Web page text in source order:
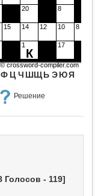
Решение
20 8
15 14 12 10 8
1
К
17
Ф Ц Ч ШЩЬ ЭЮЯ
©crossword-compiler.com
Голосов - 119]